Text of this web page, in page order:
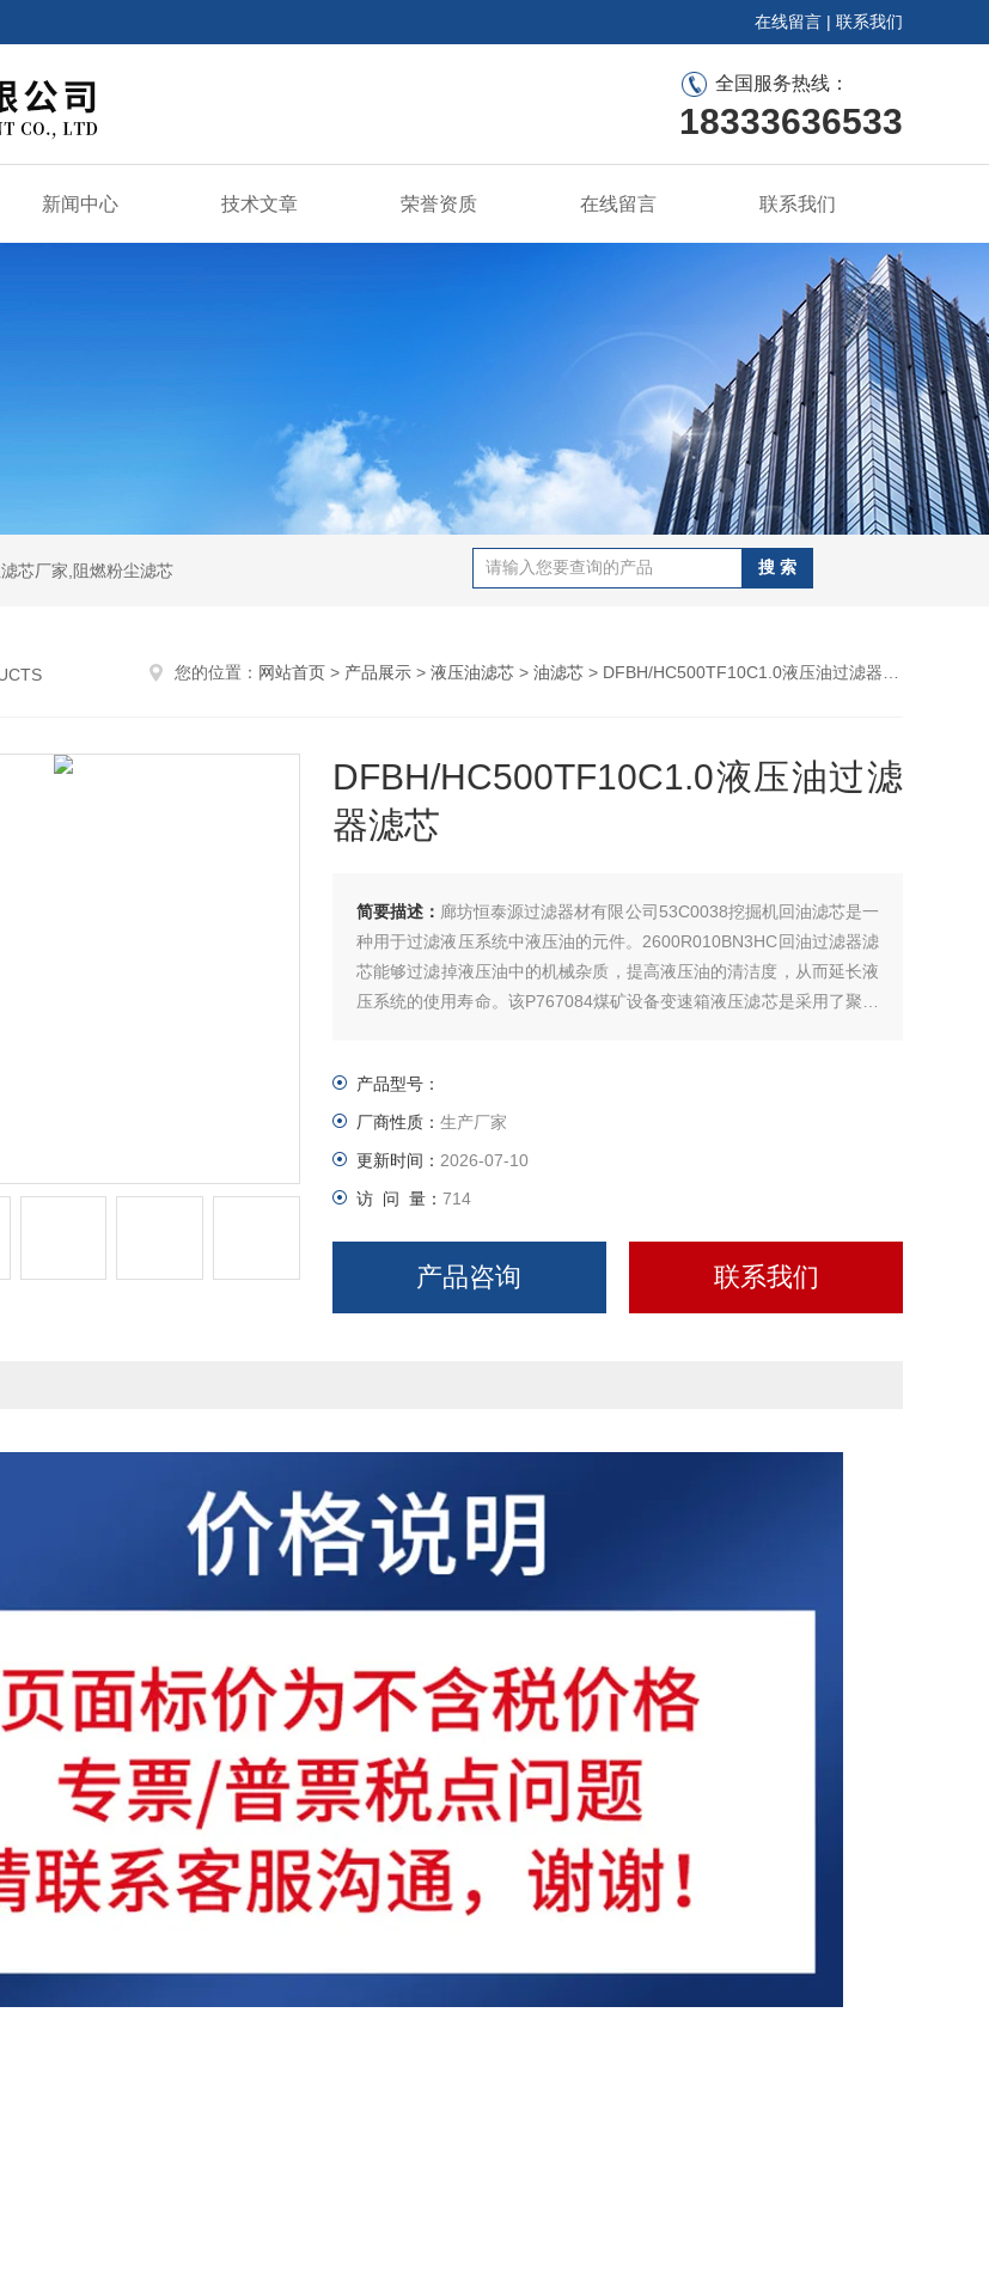
在线留言 | 联系我们
全国服务热线：
18333636533
新闻中心 技术文章 荣誉资质 在线留言 联系我们
芯厂家,阻燃粉尘滤芯
您的位置： 网站首页 > 产品展示 > 液压油滤芯 > 油滤芯 > DFBH/HC500TF10C1.0液压油过滤器滤芯
DFBH/HC500TF10C1.0液压油过滤
器滤芯
简要描述： 廊坊恒泰源过滤器材有限公司53C0038挖掘机回油滤芯是一
种用于过滤液压系统中液压油的元件。2600R010BN3HC回油过滤器滤
芯能够过滤掉液压油中的机械杂质，提高液压油的清洁度，从而延长液
压系统的使用寿命。该P767084煤矿设备变速箱液压滤芯是采用了聚结
产品型号：
厂商性质： 生产厂家
更新时间： 2026-07-10
访 问 量： 714
产品咨询 联系我们